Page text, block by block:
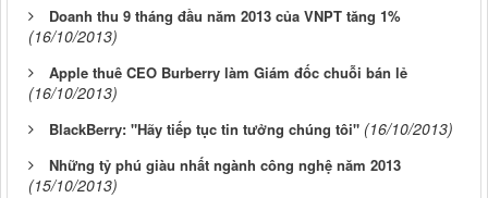
Doanh thu 9 tháng đầu năm 2013 của VNPT tăng 1%
(16/10/2013)
Apple thuê CEO Burberry làm Giám đốc chuỗi bán lẻ
(16/10/2013)
BlackBerry: "Hãy tiếp tục tin tưởng chúng tôi" (16/10/2013)
Những tỷ phú giàu nhất ngành công nghệ năm 2013
(15/10/2013)